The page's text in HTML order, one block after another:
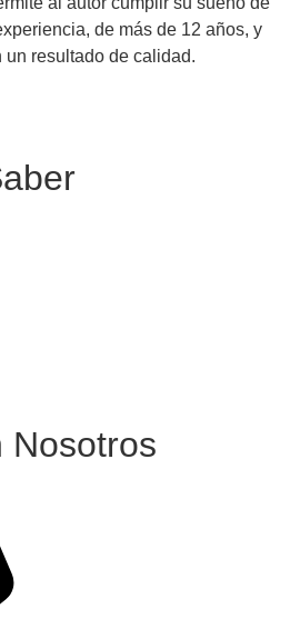
de más de 12 años, y
resultado de calidad.
Nosotros